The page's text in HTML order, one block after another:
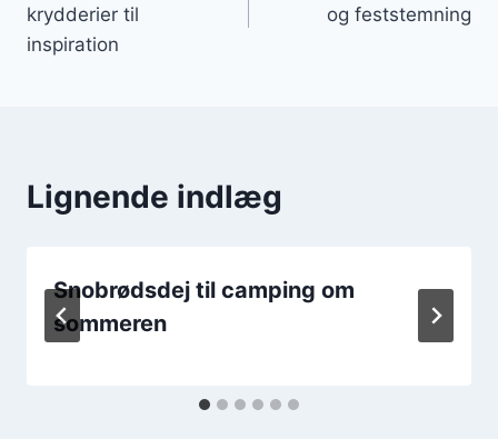
krydderier til
inspiration
og feststemning
Lignende indlæg
Snobrødsdej til camping om
sommeren